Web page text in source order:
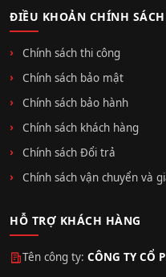
ĐIỀU KHOẢN CHÍNH SÁCH
Chính sách thi công
Chính sách bảo mật
Chính sách bảo hành
Chính sách khách hàng
Chính sách Đổi trả
Chính sách vận chuyển và
HỖ TRỢ KHÁCH HÀNG
Tên công ty: CÔNG TY CỔ